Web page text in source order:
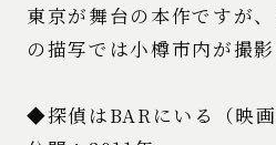
東京が舞台の本作ですが
の描写では小樽市内が撮
◆探偵はBARにいる（映画